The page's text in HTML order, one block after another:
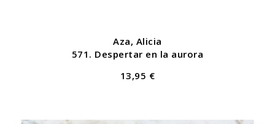
Aza, Alicia
571. Despertar en la aurora
13,95 €